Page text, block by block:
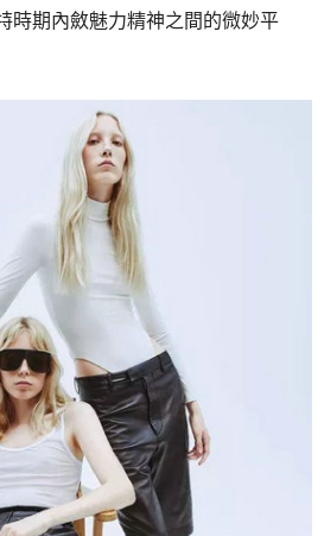
時期內斂魅力精神之間的微妙平